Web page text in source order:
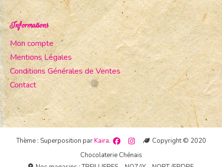
Informations
Mon compte
Mentions Légales
Conditions Générales de Ventes
Contact
Thème : Superposition parKaira.
Copyright © 2020
Chocolaterie Chénais